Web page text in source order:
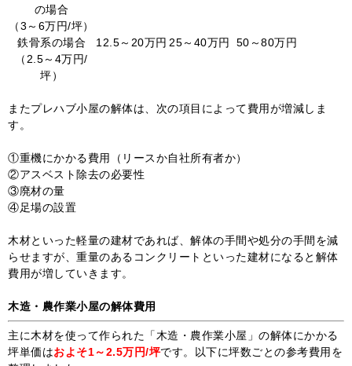
の場合
（3～6万円/坪）
鉄骨系の場合
（2.5～4万円/
坪）
12.5～20万円 25～40万円 50～80万円
またプレハブ小屋の解体は、次の項目によって費用が増減しま
す。
①重機にかかる費用（リースか自社所有者か）
②アスベスト除去の必要性
③廃材の量
④足場の設置
木材といった軽量の建材であれば、解体の手間や処分の手間を減
らせますが、重量のあるコンクリートといった建材になると解体
費用が増していきます。
木造・農作業小屋の解体費用
主に木材を使って作られた「木造・農作業小屋」の解体にかかる
坪単価はおよそ1～2.5万円/坪です。以下に坪数ごとの参考費用を